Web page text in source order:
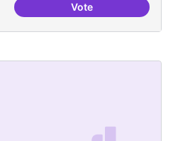
VoteDinàmiques